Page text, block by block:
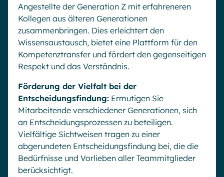
Angestellte der Generation Z mit erfahreneren
Kollegen aus älteren Generationen
zusammenbringen. Dies erleichtert den
Wissensaustausch, bietet eine Plattform für den
Kompetenztransfer und fördert den gegenseitigen
Respekt und das Verständnis.
Förderung der Vielfalt bei der
Entscheidungsfindung: Ermutigen Sie
Mitarbeitende verschiedener Generationen, sich
an Entscheidungsprozessen zu beteiligen.
Vielfältige Sichtweisen tragen zu einer
abgerundeten Entscheidungsfindung bei, die die
Bedürfnisse und Vorlieben aller Teammitglieder
berücksichtigt.